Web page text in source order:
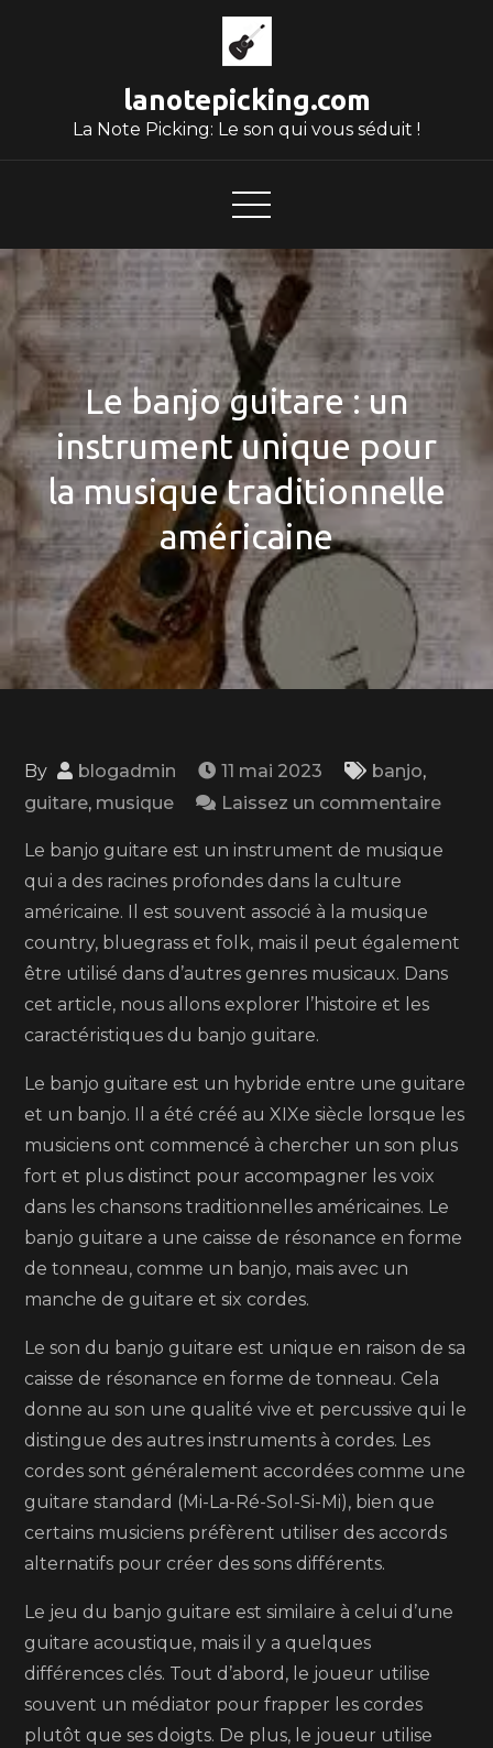
lanotepicking.com
La Note Picking: Le son qui vous séduit !
Le banjo guitare : un
instrument unique pour
la musique traditionnelle
américaine
By blogadmin 11 mai 2023 banjo,
guitare, musique Laissez un commentaireon
banjo
un
la
Le banjo guitare est un instrument de musique
qui a des racines profondes dans la culture
américaine. Il est souvent associé à la musique
country, bluegrass et folk, mais il peut également
être utilisé dans d’autres genres musicaux. Dans
cet article, nous allons explorer l’histoire et les
caractéristiques du banjo guitare.
Le banjo guitare est un hybride entre une guitare
et un banjo. Il a été créé au XIXe siècle lorsque les
musiciens ont commencé à chercher un son plus
fort et plus distinct pour accompagner les voix
dans les chansons traditionnelles américaines. Le
banjo guitare a une caisse de résonance en forme
de tonneau, comme un banjo, mais avec un
manche de guitare et six cordes.
Le son du banjo guitare est unique en raison de sa
caisse de résonance en forme de tonneau. Cela
donne au son une qualité vive et percussive qui le
distingue des autres instruments à cordes. Les
cordes sont généralement accordées comme une
guitare standard (Mi-La-Ré-Sol-Si-Mi), bien que
certains musiciens préfèrent utiliser des accords
alternatifs pour créer des sons différents.
Le jeu du banjo guitare est similaire à celui d’une
guitare acoustique, mais il y a quelques
différences clés. Tout d’abord, le joueur utilise
souvent un médiator pour frapper les cordes
plutôt que ses doigts. De plus, le joueur utilise